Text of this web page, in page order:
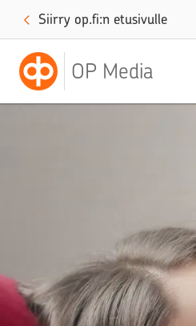
Siirry op.fi:n etusivulle
OP Media